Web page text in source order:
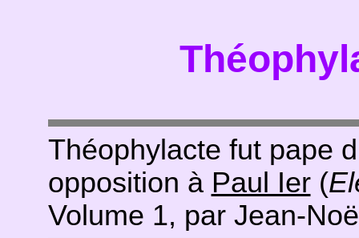
Théophylacte fut pape
opposition à Paul Ier(
Volume 1, par Jean-